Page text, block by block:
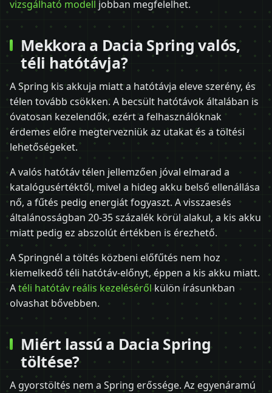
vizsgálható modell jobban megfelelhet.
Mekkora a Dacia Spring valós,
téli hatótávja?
A Spring kis akkuja miatt a hatótávja eleve szerény, és
télen tovább csökken. A becsült hatótávok általában is
óvatosan kezelendők, ezért a felhasználóknak
érdemes előre megtervezniük az utakat és a töltési
lehetőségeket.
A valós hatótáv télen jellemzően jóval elmarad a
katalógusértéktől, mivel a hideg akku belső ellenállása
nő, a fűtés pedig energiát fogyaszt. A visszaesés
általánosságban 20-35 százalék körül alakul, a kis akku
miatt pedig ez abszolút értékben is érezhető.
A Springnél a töltés közbeni előfűtés nem hoz
kiemelkedő téli hatótáv-előnyt, éppen a kis akku miatt.
Atéli hatótáv reális kezelésérőlkülön írásunkban
olvashat bővebben.
Miért lassú a Dacia Spring
töltése?
A gyorstöltés nem a Spring erőssége. Az egyenáramú